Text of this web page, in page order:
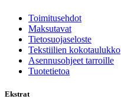
Toimitusehdot
Maksutavat
Tietosuojaseloste
Tekstiilien kokotaulukko
Asennusohjeet tarroille
Tuotetietoa
Ekstrat